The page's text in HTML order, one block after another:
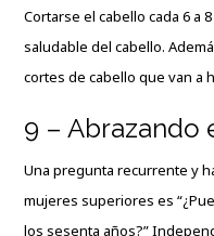
Cortarse el cabello cada 6 a
saludable del cabello.
cortes de cabello que van a
9 – Abrazando
Una pregunta recurrente y
mujeres superiores es
los sesenta años?”